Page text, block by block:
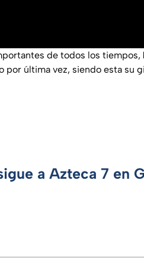
de todos los tiempos,
por última vez, siendo esta su
a Azteca 7 en